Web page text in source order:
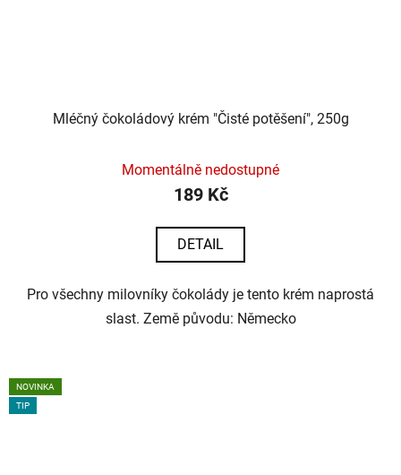
Mléčný čokoládový krém "Čisté potěšení", 250g
Momentálně nedostupné
189 Kč
DETAIL
Pro všechny milovníky čokolády je tento krém naprostá
slast. Země původu: Německo
NOVINKA
TIP